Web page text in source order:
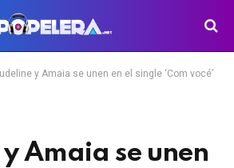
y Amaia se unen en el single ‘Com vocé’
Amaia se unen